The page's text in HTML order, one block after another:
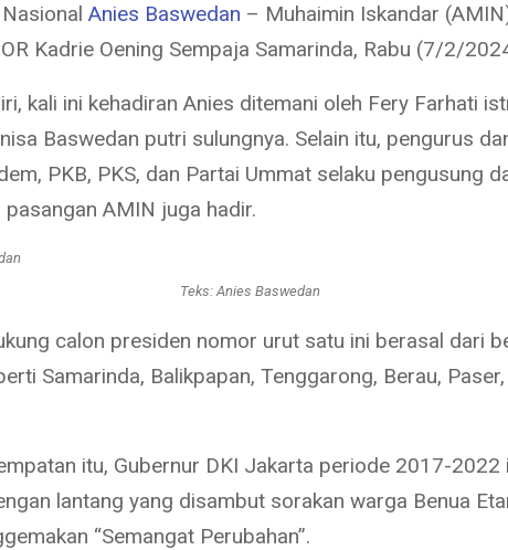
Anies Baswedan – Muhaimin Iskandar
Kadrie Oening Sempaja Samarinda, Rabu (7/2/
kali ini kehadiran Anies ditemani oleh Fery Farhati
Baswedan putri sulungnya. Selain itu, pengurus
PKB, PKS, dan Partai Ummat selaku pengusung
pasangan AMIN juga hadir.
Teks: Anies Baswedan
calon presiden nomor urut satu ini berasal dari
Samarinda, Balikpapan, Tenggarong, Berau,
itu, Gubernur DKI Jakarta periode 2017-2022
lantang yang disambut sorakan warga Benua
“Semangat Perubahan”.